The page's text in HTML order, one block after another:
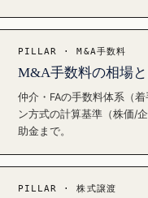
PILLAR · M&A手数料
M&A手数料の相場
仲介・FAの手数料体系（
ン方式の計算基準（株価/
助金まで。
PILLAR · 株式譲渡